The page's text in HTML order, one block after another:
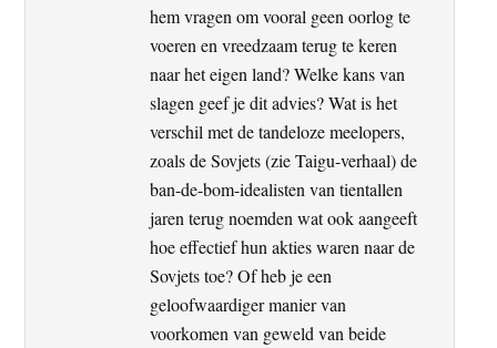
hem vragen om vooral geen oorlog te
voeren en vreedzaam terug te keren
naar het eigen land? Welke kans van
slagen geef je dit advies? Wat is het
verschil met de tandeloze meelopers,
zoals de Sovjets (zie Taigu-verhaal) de
ban-de-bom-idealisten van tientallen
jaren terug noemden wat ook aangeeft
hoe effectief hun akties waren naar de
Sovjets toe? Of heb je een
geloofwaardiger manier van
voorkomen van geweld van beide